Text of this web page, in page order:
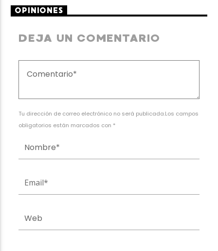
OPINIONES
DEJA UN COMENTARIO
Tu dirección de correo electrónico no será publicada.Los campos
obligatorios están marcados con *